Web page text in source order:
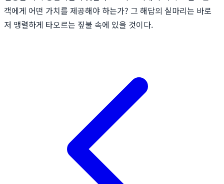
객에게 어떤 가치를 제공해야 하는가? 그 해답의 실마리는 바로
저 맹렬하게 타오르는 짚불 속에 있을 것이다.